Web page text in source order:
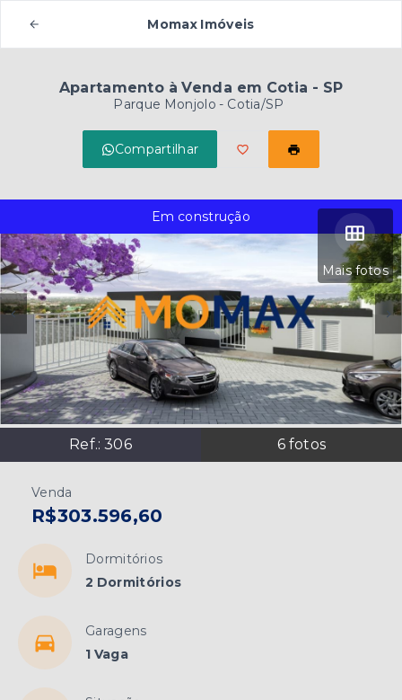
Momax Imóveis
Apartamento à Venda em Cotia - SP
Parque Monjolo - Cotia/SP
Compartilhar
Mais fotos
Ref.:306 6 fotos
Em construção
Venda
R$303.596,60
Dormitórios
2 Dormitórios
Garagens
1 Vaga